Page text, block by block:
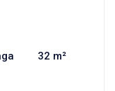
32 m²